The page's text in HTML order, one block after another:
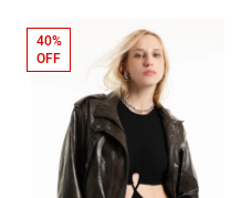
40%
OFF